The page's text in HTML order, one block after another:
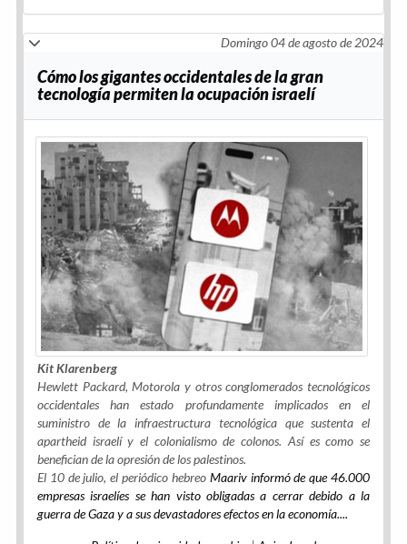
Domingo 04 de agosto de 2024
Cómo los gigantes occidentales de la gran
tecnología permiten la ocupación israelí
Kit Klarenberg
Hewlett Packard, Motorola y otros conglomerados tecnológicos
occidentales han estado profundamente implicados en el
suministro de la infraestructura tecnológica que sustenta el
apartheid israelí y el colonialismo de colonos. Así es como se
benefician de la opresión de los palestinos.
El 10 de julio, el periódico hebreo Maariv informó de que 46.000
empresas israelíes se han visto obligadas a cerrar debido a la
guerra de Gaza y a sus devastadores efectos en la economía....